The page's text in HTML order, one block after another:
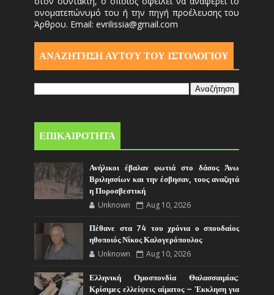
ονοματεπώνυμό του ή την πηγή προέλευσης του
Άρθρου. Email: evrilissia@gmail.com
ΑΝΑΖΗΤΗΣΗ ΑΥΤΟΎ ΤΟΥ ΙΣΤΟΛΟΓΙΟΥ
ΕΠΙΚΑΙΡΟΤΗΤΑ
Ανήλικοι έβαλαν φωτιά στο δάσος Άνω
Βριλησσίων και την έσβησαν, τους αναζητά
η Πυροσβεστική
Unknown Aug 10, 2026
Πέθανε στα 74 του χρόνια ο σπουδαίος
ηθοποιός Νίκος Καλογερόπουλος
Unknown Aug 10, 2026
Ελληνική Ομοσπονδία Θαλασσαιμίας:
Κρίσιμες ελλείψεις αίματος – Έκκληση για